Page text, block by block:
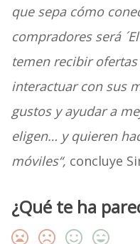
que sepa cómo
compradores será
temen recibir
interactuar con sus
gustos y ayudar a
eligen… y quieren
móviles“, concluye
¿Qué te ha